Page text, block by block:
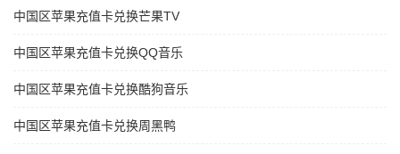
中国区苹果充值卡兑换芒果TV
中国区苹果充值卡兑换QQ音乐
中国区苹果充值卡兑换酷狗音乐
中国区苹果充值卡兑换周黑鸭